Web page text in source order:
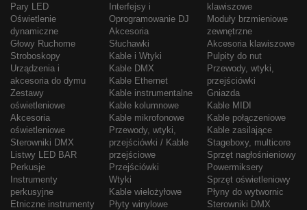
Pary LED
Oświetlenie
dynamiczne
Głowy Ruchome
Stroboskopy
Urządzenia i
akcesoria do dymu
Zestawy
oświetleniowe
Akcesoria
oświetleniowe
Sterowniki DMX
Listwy LED BAR
Perkusje
Instrumenty
perkusyjne
Etniczne instrumenty
Interfejsy i
Oprogramowanie DJ
Akcesoria
Słuchawki
Kable i Wtyki
Kable DMX
Kable Ethernet
Kable instrumentalne
Kable kolumnowe
Kable mikrofonowe
Przewody, wtyki,
przejściówki / Kable
przejściowe
Przejściówki
Wtyki
Kable wielożyłowe
Płyty winylowe
klawiszowe
Moduły brzmieniowe
zewnętrzne
Akcesoria klawiszowe
Pulpity do nut
Przewody, wtyki,
przejściówki
Gniazda
Kable MIDI
Kable połączeniowe
Kable zasilające
Stageboxy, multicore
Sprzęt nagłośnieniowy
Powermiksery
Sprzęt oświetleniowy
Płyny do wytwornic
Sterowniki DMX